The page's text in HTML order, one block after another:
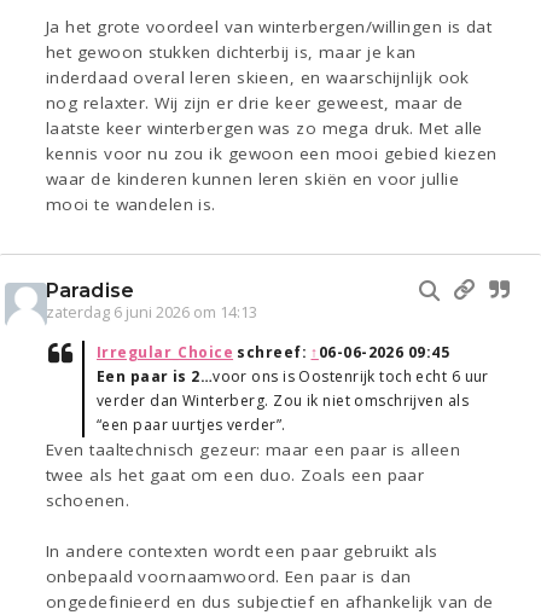
Ja het grote voordeel van winterbergen/willingen is dat
het gewoon stukken dichterbij is, maar je kan
inderdaad overal leren skieen, en waarschijnlijk ook
nog relaxter. Wij zijn er drie keer geweest, maar de
laatste keer winterbergen was zo mega druk. Met alle
kennis voor nu zou ik gewoon een mooi gebied kiezen
waar de kinderen kunnen leren skiën en voor jullie
mooi te wandelen is.
Paradise
zaterdag 6 juni 2026 om 14:13
Irregular_Choice schreef: ↑06-06-2026 09:45
Een paar is 2…voor ons is Oostenrijk toch echt 6 uur
verder dan Winterberg. Zou ik niet omschrijven als
“een paar uurtjes verder”.
Even taaltechnisch gezeur: maar een paar is alleen
twee als het gaat om een duo. Zoals een paar
schoenen.
In andere contexten wordt een paar gebruikt als
onbepaald voornaamwoord. Een paar is dan
ongedefinieerd en dus subjectief en afhankelijk van de